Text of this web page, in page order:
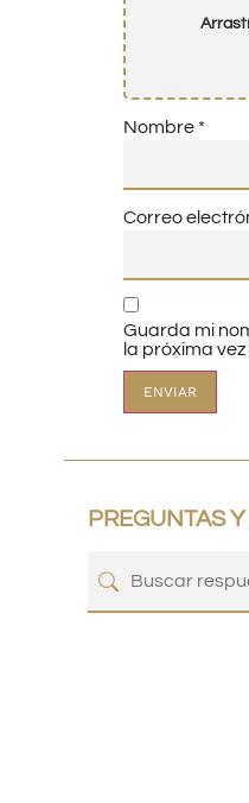
Nombre *
Correo
Guarda mi
la próxima
PREGUNTAS